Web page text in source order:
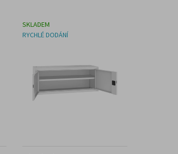
SKLADEM
RYCHLÉ DODÁNÍ